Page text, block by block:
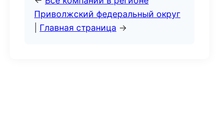
Приволжский федеральный округ
Главная страница →